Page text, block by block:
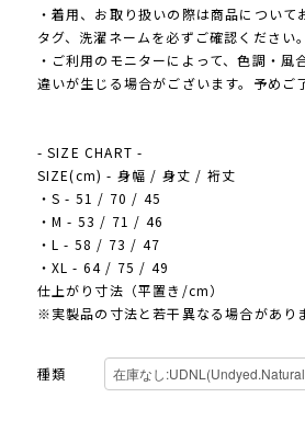
・着用、お取り扱いの際は商品について
タグ、洗濯ネームを必ずご確認ください。
・ご利用のモニターによって、色調・風
違いが生じる場合がございます。予めご
- SIZE CHART -
SIZE(cm) - 身幅 / 身丈 / 裄丈
・S - 51 / 70 / 45
・M - 53 / 71 / 46
・L - 58 / 73 / 47
・XL - 64 / 75 / 49
仕上がり寸法（平置き/cm）
※実製品の寸法と若干異なる場合があり
種類